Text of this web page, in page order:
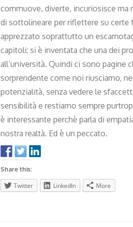
commuove, diverte, incuriosisce ma
di sottolineare per riflettere su certe
apprezzato soprattutto un
capitoli: si è inventata che una dei
all’università. Quindi ci sono pagine
sorprendente come noi riusciamo,
potenzialità, senza vedere le
sensibilità e restiamo sempre
è interessante perchè parla di
nostra realtà. Ed è un peccato.
Share this:
Twitter LinkedIn More